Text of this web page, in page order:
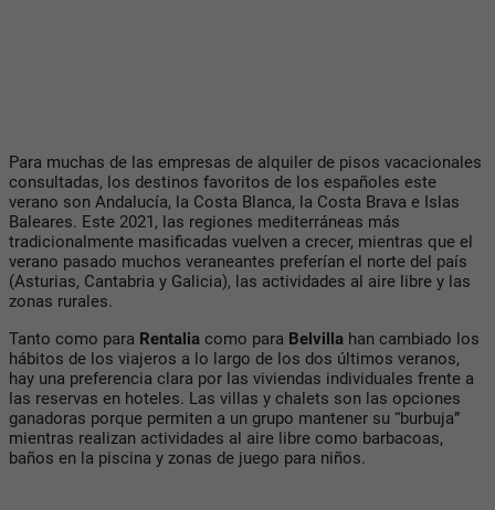
Para muchas de las empresas de alquiler de pisos vacacionales
consultadas, los destinos favoritos de los españoles este
verano son Andalucía, la Costa Blanca, la Costa Brava e Islas
Baleares. Este 2021, las regiones mediterráneas más
tradicionalmente masificadas vuelven a crecer, mientras que el
verano pasado muchos veraneantes preferían el norte del país
(Asturias, Cantabria y Galicia), las actividades al aire libre y las
zonas rurales.
Tanto como para Rentalia como para Belvilla han cambiado los
hábitos de los viajeros a lo largo de los dos últimos veranos,
hay una preferencia clara por las viviendas individuales frente a
las reservas en hoteles. Las villas y chalets son las opciones
ganadoras porque permiten a un grupo mantener su “burbuja”
mientras realizan actividades al aire libre como barbacoas,
baños en la piscina y zonas de juego para niños.